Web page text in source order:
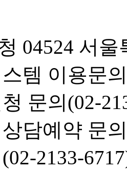
04524 서
템 이용문
문의(02-
담예약 문
2133-